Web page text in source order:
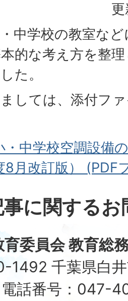
中学校の教室な
的な考え方を整
た。
しては、添付フ
・中学校空調設備
8月改訂版） (PDF
に関する
育委員会 教育総
1492 千葉県白
電話番号：047-